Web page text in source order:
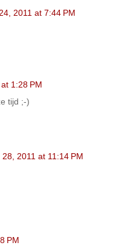
2011 at 7:44 PM
1:28 PM
tijd ;-)
2011 at 11:14 PM
PM